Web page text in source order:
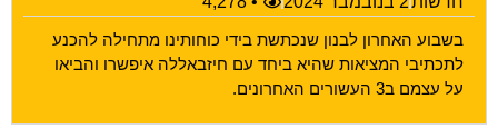
בשבוע האחרון לבנון שנכתשת בידי כוחותינו מתחילה להכנע
לתכתיבי המציאות שהיא ביחד עם חיזבאללה איפשרו והביאו
על עצמם ב3 העשורים האחרונים.